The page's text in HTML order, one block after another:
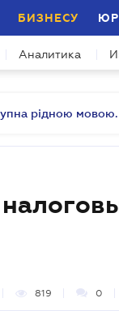
БИЗНЕСУ
Аналитика
рідною мовою.
819 0